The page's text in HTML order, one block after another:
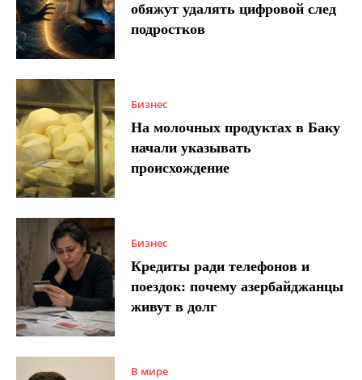
обяжут удалять цифровой след
подростков
Бизнес
На молочных продуктах в Баку
начали указывать
происхождение
Бизнес
Кредиты ради телефонов и
поездок: почему азербайджанцы
живут в долг
В мире